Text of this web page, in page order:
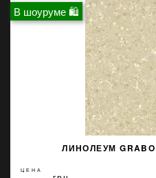
В шоуруме 🛍
ЛИНОЛЕУМ GRABO
ЦЕНА